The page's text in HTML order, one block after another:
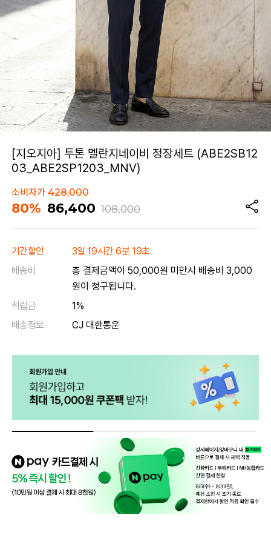
[지오지아] 투톤 멜란지네이비 정장세트 (ABE2SB12
03_ABE2SP1203_MNV)
소비자가428,000
80% 86,400 108,000
기간할인
3일 19시간 6분 19초
배송비
총 결제금액이 50,000원 미만시 배송비 3,000
원이 청구됩니다.
적립금
1%
배송정보
CJ 대한통운